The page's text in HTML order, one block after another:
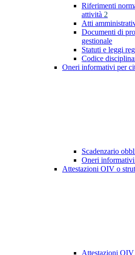
Riferimenti
attività 2
Atti
Documenti di
gestionale
Statuti e leggi
Codice
Oneri informativi per
Scadenzario
Oneri
Attestazioni OIV o
Attestazioni OIV